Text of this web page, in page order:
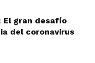
El gran desafío
del coronavirus